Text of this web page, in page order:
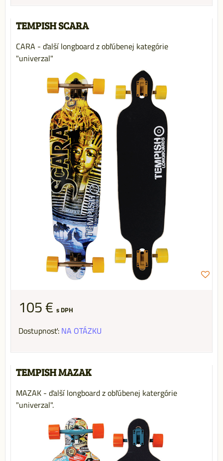
TEMPISH SCARA
CARA - ďalší longboard z obľúbenej kategórie
"univerzal"
105 € s DPH
Dostupnosť: NA OTÁZKU
TEMPISH MAZAK
MAZAK - ďalší longboard z obľúbenej katergórie
"univerzal".